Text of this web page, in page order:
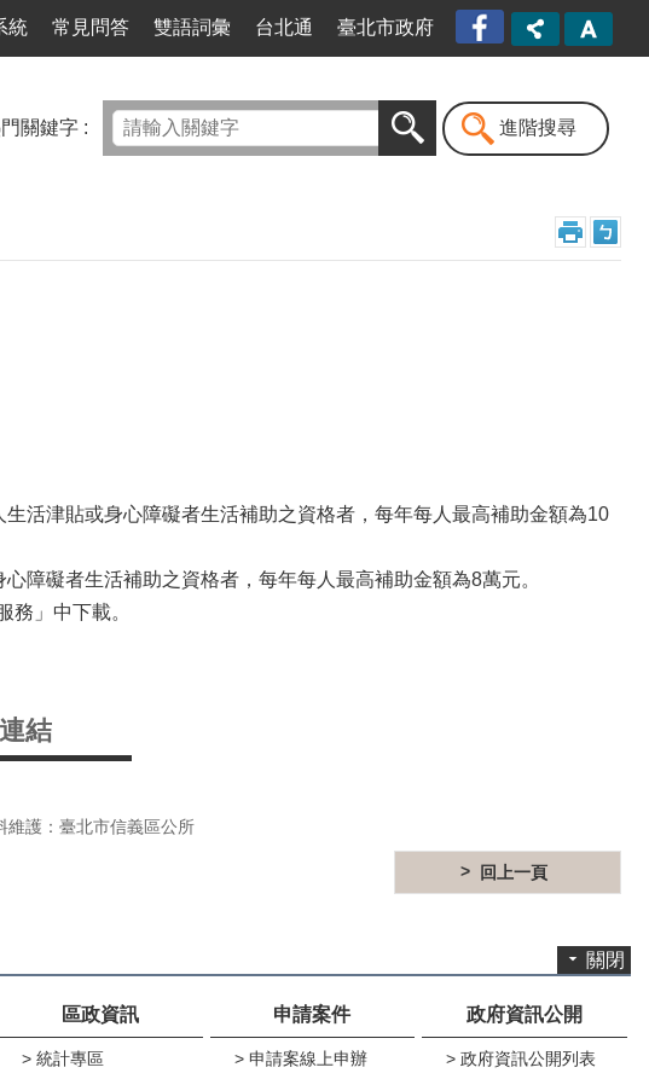
統 常見問答 雙語詞彙 台北通 臺北市政府
臺北
市信
公所
漫遊
信義
關鍵字 進階搜尋
活津貼或身心障礙者生活補助之資格者，每年每人最高補助金額為10
障礙者生活補助之資格者，每年每人最高補助金額為8萬元。
務」中下載。
結
維護：臺北市信義區公所
回上一頁
關閉
區政資訊
統計專區
申請案件
申請案線上申辦
政府資訊公開
政府資訊公開列表